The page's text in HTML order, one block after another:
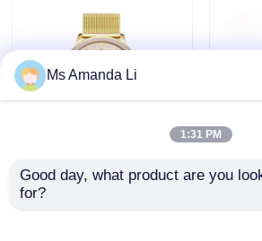
ニュース
引用を要求しなさい
WJ-5263 MEGIRのブ
ランドの方法多機能
WJ-
Ms Amanda Li
1:31 PM
Good day, what product are you
for?